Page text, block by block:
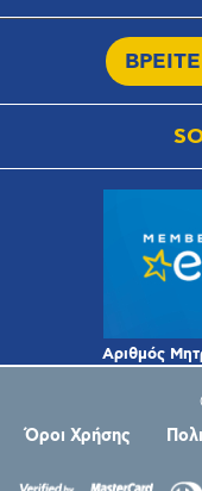
Όροι Χρήσης